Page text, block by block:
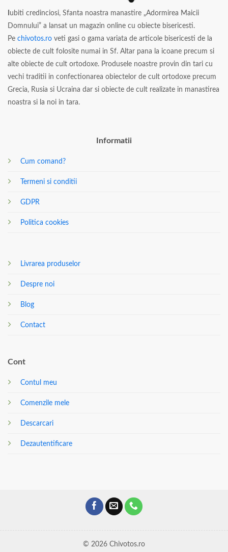
ubiti credinciosi, Sfanta noastra manastire „Adormirea Maicii
Domnului” a lansat un magazin online cu obiecte bisericesti.
Pe chivotos.ro veti gasi o gama variata de articole bisericesti de la
obiecte de cult folosite numai in Sf. Altar pana la icoane precum si
alte obiecte de cult ortodoxe. Produsele noastre provin din tari cu
vechi traditii in confectionarea obiectelor de cult ortodoxe precum
Grecia, Rusia si Ucraina dar si obiecte de cult realizate in manastirea
noastra si la noi in tara.
Informatii
Cum comand?
Termeni si conditii
GDPR
Politica cookies
Livrarea produselor
Despre noi
Blog
Contact
Cont
Contul meu
Comenzile mele
Descarcari
Dezautentificare
© 2026 Chivotos.ro